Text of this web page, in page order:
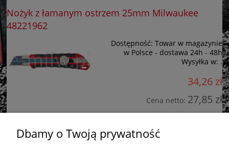
Nożyk z łamanym ostrzem 25mm Milwaukee
48221962
Dostępność: Towar w magazynie
w Polsce - dostawa 24h - 48h
Wysyłka w: .
34,26 zł
Cena netto: 27,85 zł
Dbamy o Twoją prywatność